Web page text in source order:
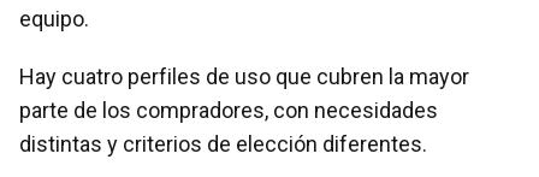
equipo.
Hay cuatro perfiles de uso que cubren la mayor
parte de los compradores, con necesidades
distintas y criterios de elección diferentes.